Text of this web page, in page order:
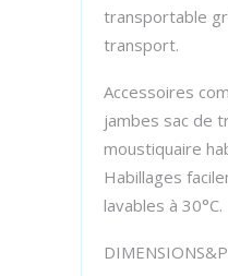
transportable
transport.
Accessoires
jambes sac de
moustiquaire
Habillages
lavables à 30°C.